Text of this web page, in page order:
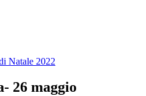
Natale 2022
26 maggio